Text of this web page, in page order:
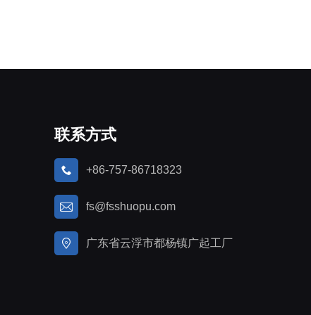
联系方式
+86-757-86718323
fs@fsshuopu.com
广东省云浮市都杨镇广起工厂